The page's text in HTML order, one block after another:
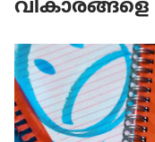
വികാരങ്ങളെ